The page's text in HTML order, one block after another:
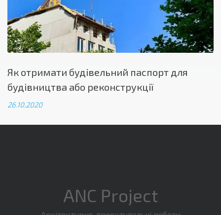
Як отримати будівельний паспорт для
будівництва або реконструкції
26.10.2020
ANC Project